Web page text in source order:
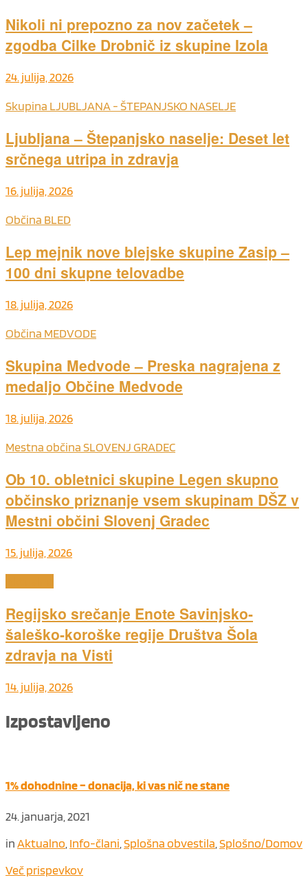
Nikoli ni prepozno za nov začetek –
zgodba Cilke Drobnič iz skupine Izola
24. julija, 2026
Skupina LJUBLJANA - ŠTEPANJSKO NASELJE
Ljubljana – Štepanjsko naselje: Deset let
srčnega utripa in zdravja
16. julija, 2026
Občina BLED
Lep mejnik nove blejske skupine Zasip –
100 dni skupne telovadbe
18. julija, 2026
Občina MEDVODE
Skupina Medvode – Preska nagrajena z
medaljo Občine Medvode
18. julija, 2026
Mestna občina SLOVENJ GRADEC
Ob 10. obletnici skupine Legen skupno
občinsko priznanje vsem skupinam DŠZ v
Mestni občini Slovenj Gradec
15. julija, 2026
Regijsko srečanje Enote Savinjsko-
šaleško-koroške regije Društva Šola
zdravja na Visti
14. julija, 2026
Izpostavljeno
1% dohodnine – donacija, ki vas nič ne stane
24. januarja, 2021
inAktualno Info-člani Splošna obvestila Splošno/Domov
Več prispevkov